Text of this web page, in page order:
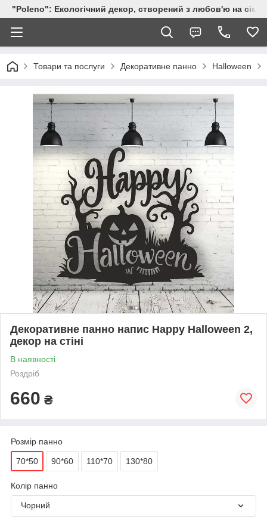
"Poleno": Екологічний декор, створений з любов'ю на
Товари та послуги Декоративне панно Halloween
Декоративне панно напис Happy Halloween 2,
декор на стіні
В наявності
Роздріб
660 ₴
Розмір панно
70*50 90*60 110*70 130*80
Колір панно
Чорний